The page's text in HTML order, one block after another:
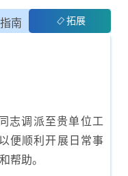
南 拓展
志调派至贵单位工
便顺利开展日常事
帮助。